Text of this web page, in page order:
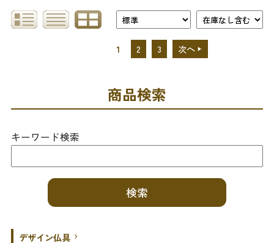
1 2 3 次へ
商品検索
キーワード検索
デザイン仏具